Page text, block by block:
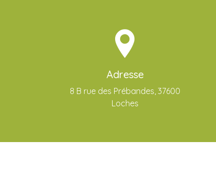
Adresse
8 B rue des Prébandes, 37600
Loches